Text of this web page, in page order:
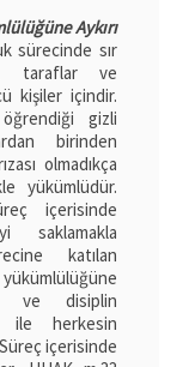
Aykırı
sürecinde sır
taraflar ve
kişiler içindir.
öğrendiği gizli
birinden
olmadıkça
yükümlüdür.
içerisinde
saklamakla
katılan
yükümlülüğüne
ve disiplin
ile herkesin
içerisinde